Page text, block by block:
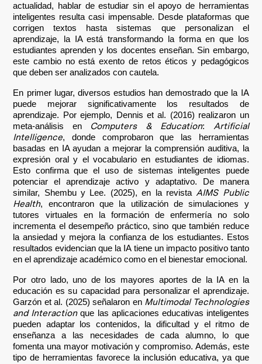
actualidad, hablar de estudiar sin el apoyo de herramientas
inteligentes resulta casi impensable. Desde plataformas que
corrigen textos hasta sistemas que personalizan el
aprendizaje, la IA está transformando la forma en que los
estudiantes aprenden y los docentes enseñan. Sin embargo,
este cambio no está exento de retos éticos y pedagógicos
que deben ser analizados con cautela.
En primer lugar, diversos estudios han demostrado que la IA
puede mejorar significativamente los resultados de
aprendizaje. Por ejemplo, Dennis et al. (2016) realizaron un
meta-análisis en
Computers & Education: Artificial
Intelligence, donde comprobaron que las herramientas
basadas en IA ayudan a mejorar la comprensión auditiva, la
expresión oral y el vocabulario en estudiantes de idiomas.
Esto confirma que el uso de sistemas inteligentes puede
potenciar el aprendizaje activo y adaptativo. De manera
similar, Shembu y Lee. (2025), en la revista AIMS Public
Health, encontraron que la utilización de simulaciones y
tutores virtuales en la formación de enfermería no solo
incrementa el desempeño práctico, sino que también reduce
la ansiedad y mejora la confianza de los estudiantes. Estos
resultados evidencian que la IA tiene un impacto positivo tanto
en el aprendizaje académico como en el bienestar emocional.
Por otro lado, uno de los mayores aportes de la IA en la
educación es su capacidad para personalizar el aprendizaje.
Garzón et al. (2025) señalaron en Multimodal Technologies
and Interactionque las aplicaciones educativas inteligentes
pueden adaptar los contenidos, la dificultad y el ritmo de
enseñanza a las necesidades de cada alumno, lo que
fomenta una mayor motivación y compromiso. Además, este
tipo de herramientas favorece la inclusión educativa, ya que